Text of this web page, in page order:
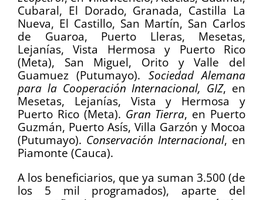
Cubaral, El Dorado, Granada, Castilla La
Nueva, El Castillo, San Martín, San Carlos
de Guaroa, Puerto Lleras, Mesetas,
Lejanías, Vista Hermosa y Puerto Rico
(Meta), San Miguel, Orito y Valle del
Guamuez (Putumayo). Sociedad Alemana
para la Cooperación Internacional, GIZ, en
Mesetas, Lejanías, Vista y Hermosa y
Puerto Rico (Meta). Gran Tierra, en Puerto
Guzmán, Puerto Asís, Villa Garzón y Mocoa
(Putumayo). Conservación Internacional, en
Piamonte (Cauca).
A los beneficiarios, que ya suman 3.500 (de
los 5 mil programados), aparte del